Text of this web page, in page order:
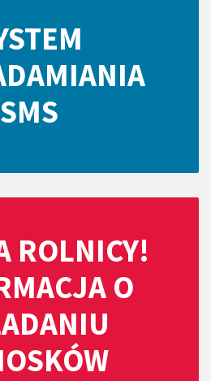
SMS
ROLNICY!
O